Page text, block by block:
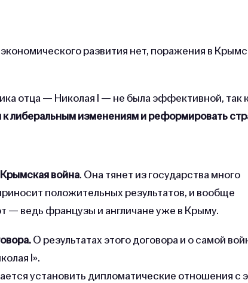
развития нет, поражения в
отца — Николая I — не была эффективной, так
либеральным изменениям и реформировать
война. Она тянет из государства много
положительных результатов, и вообще
— ведь французы и англичане уже в Крыму.
О результатах этого договора и о самой
I».
установить дипломатические отношения с